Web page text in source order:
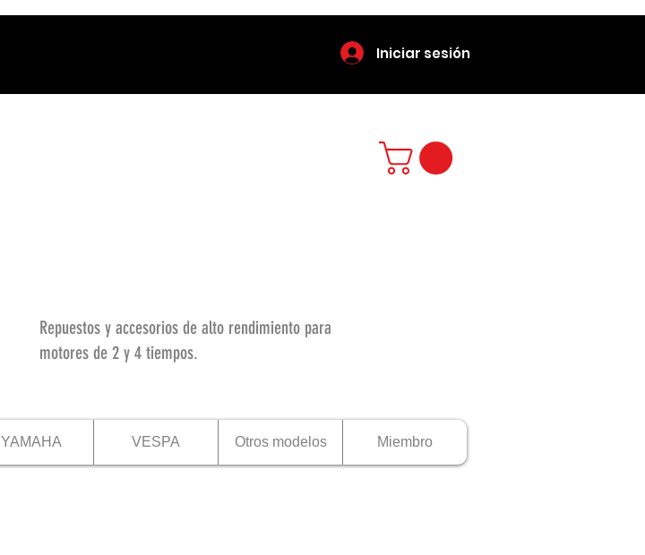
Iniciar sesión
Repuestos y accesorios de alto rendimiento para
motores de 2 y 4 tiempos.
YAMAHA VESPA Otros modelos Miembro